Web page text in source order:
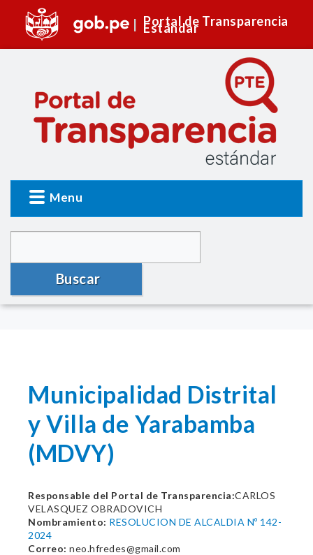
Portal de Transparencia
Estándar
Menu
Buscar
Municipalidad Distrital
y Villa de Yarabamba
(MDVY)
Responsable del Portal de Transparencia:CARLOS
VELASQUEZ OBRADOVICH
Nombramiento: RESOLUCION DE ALCALDIA Nº 142-
2024
Correo: neo.hfredes@gmail.com